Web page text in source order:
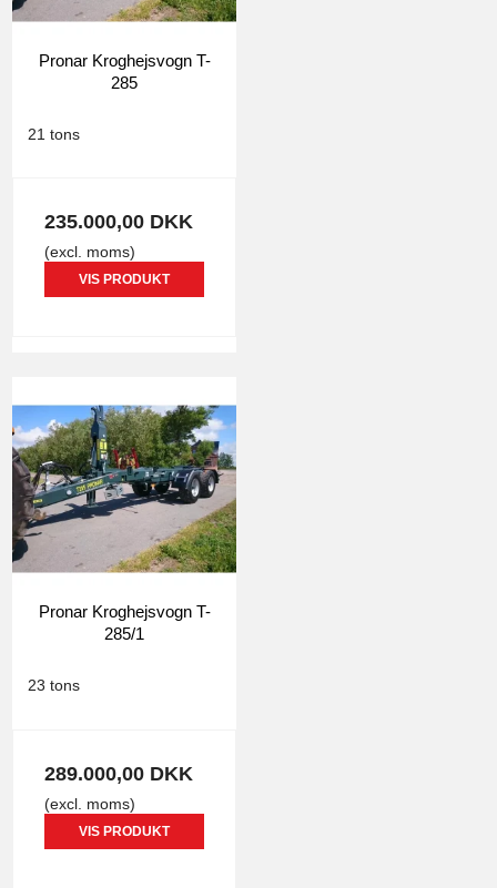
Pronar Kroghejsvogn T-
285
21 tons
235.000,00 DKK
(excl. moms)
VIS PRODUKT
Pronar Kroghejsvogn T-
285/1
23 tons
289.000,00 DKK
(excl. moms)
VIS PRODUKT